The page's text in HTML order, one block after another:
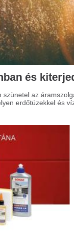
amikor
Az
kell
Újból
mellett áll ki!
hogy